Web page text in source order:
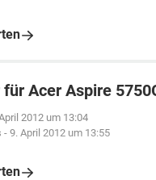
Acer Aspire
2012 um 13:04
- 9. April 2012 um 13:55